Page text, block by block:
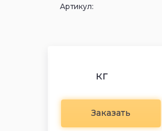
Артикул:
кг
Заказать